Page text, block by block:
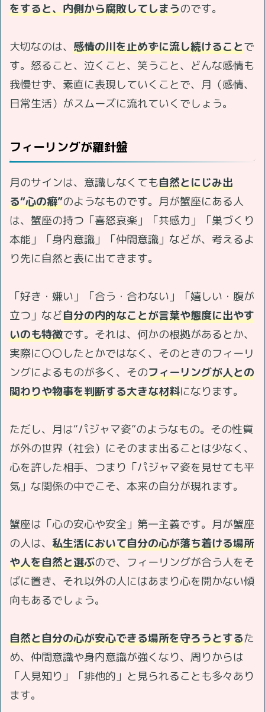
をすると、内側から腐敗してしまうのです。
大切なのは、 感情の川を止めずに流し続けることで
す。怒ること、泣くこと、笑うこと、どんな感情も
我慢せず、素直に表現していくことで、月（感情、
日常生活）がスムーズに流れていくでしょう。
フィーリングが羅針盤
月のサインは、意識しなくても自然とにじみ出
る“心の癖”のようなものです。月が蟹座にある人
は、蟹座の持つ「喜怒哀楽」「共感力」「巣づくり
本能」「身内意識」「仲間意識」などが、考えるよ
り先に自然と表に出てきます。
「好き・嫌い」「合う・合わない」「嬉しい・腹が
立つ」など自分の内的なことが言葉や態度に出やす
いのも特徴です。それは、何かの根拠があるとか、
実際に〇〇したとかではなく、そのときのフィーリ
ングによるものが多く、そのフィーリングが人との
関わりや物事を判断する大きな材料になります。
ただし、月は“パジャマ姿”のようなもの。その性質
が外の世界（社会）にそのまま出ることは少なく、
心を許した相手、つまり「パジャマ姿を見せても平
気」な関係の中でこそ、本来の自分が現れます。
蟹座は「心の安心や安全」第一主義です。月が蟹座
の人は、 私生活において自分の心が落ち着ける場所
や人を自然と選ぶので、フィーリングが合う人をそ
ばに置き、それ以外の人にはあまり心を開かない傾
向もあるでしょう。
自然と自分の心が安心できる場所を守ろうとするた
め、仲間意識や身内意識が強くなり、周りからは
「人見知り」「排他的」と見られることも多々あり
ます。